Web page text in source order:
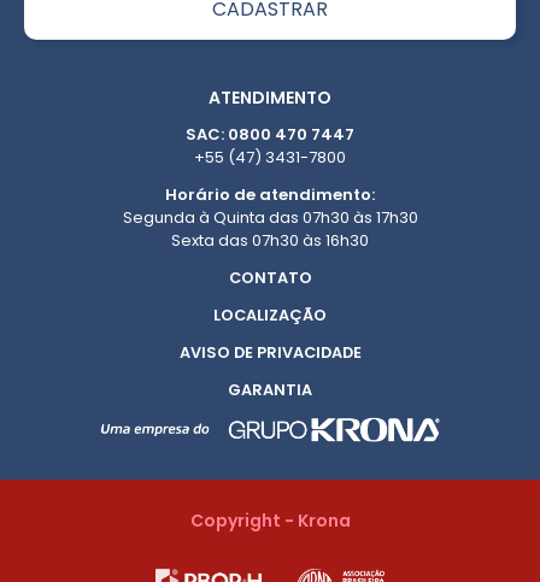
ATENDIMENTO
SAC: 0800 470 7447
+55 (47) 3431-7800
Horário de atendimento:
Segunda à Quinta das 07h30 às 17h30
Sexta das 07h30 às 16h30
CONTATO
LOCALIZAÇÃO
AVISO DE PRIVACIDADE
GARANTIA
Copyright - Krona